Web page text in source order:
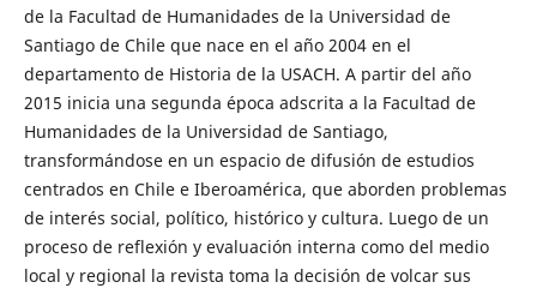
de la Facultad de Humanidades de la Universidad de
Santiago de Chile que nace en el año 2004 en el
departamento de Historia de la USACH. A partir del año
2015 inicia una segunda época adscrita a la Facultad de
Humanidades de la Universidad de Santiago,
transformándose en un espacio de difusión de estudios
centrados en Chile e Iberoamérica, que aborden problemas
de interés social, político, histórico y cultura. Luego de un
proceso de reflexión y evaluación interna como del medio
local y regional la revista toma la decisión de volcar sus